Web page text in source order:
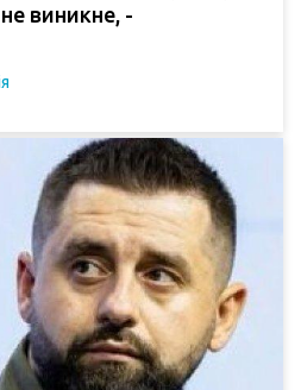
виникне, -